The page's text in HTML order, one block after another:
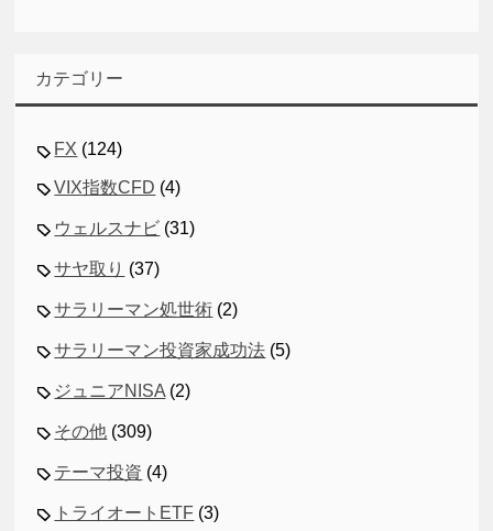
カテゴリー
FX (124)
VIX指数CFD (4)
ウェルスナビ (31)
サヤ取り (37)
サラリーマン処世術 (2)
サラリーマン投資家成功法 (5)
ジュニアNISA(2)
その他 (309)
テーマ投資 (4)
トライオートETF (3)